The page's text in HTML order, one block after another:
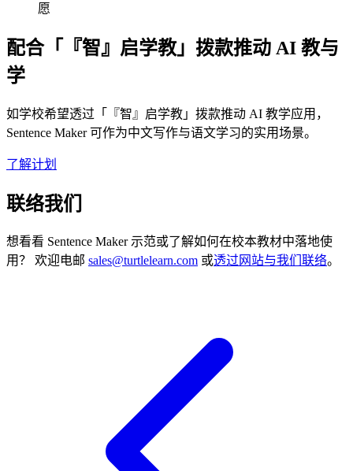
愿
配合「『智』启学教」拨款推动 AI 教与
学
如学校希望透过「『智』启学教」拨款推动 AI 教学应用，
Sentence Maker 可作为中文写作与语文学习的实用场景。
了解计划
联络我们
想看看 Sentence Maker 示范或了解如何在校本教材中落地使
用？ 欢迎电邮 sales@turtlelearn.com 或透过网站与我们联络。